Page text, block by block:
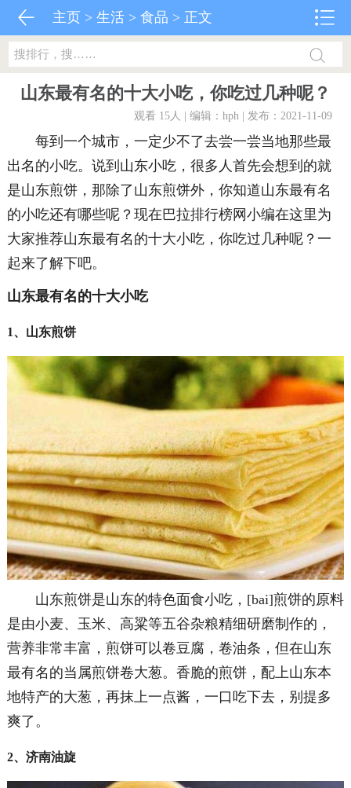
主页 >生活 >食品 > 正文
山东最有名的十大小吃，你吃过几种呢？
观看 15人 | 编辑：hph | 发布：2021-11-09
每到一个城市，一定少不了去尝一尝当地那些最
出名的小吃。说到山东小吃，很多人首先会想到的就
是山东煎饼，那除了山东煎饼外，你知道山东最有名
的小吃还有哪些呢？现在巴拉排行榜网小编在这里为
大家推荐山东最有名的十大小吃，你吃过几种呢？一
起来了解下吧。
山东最有名的十大小吃
1、山东煎饼
山东煎饼是山东的特色面食小吃，[bai]煎饼的原料
是由小麦、玉米、高粱等五谷杂粮精细研磨制作的，
营养非常丰富，煎饼可以卷豆腐，卷油条，但在山东
最有名的当属煎饼卷大葱。香脆的煎饼，配上山东本
地特产的大葱，再抹上一点酱，一口吃下去，别提多
爽了。
2、济南油旋